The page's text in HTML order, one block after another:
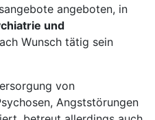
angeboten, in
und
Wunsch tätig sein
von
Angststörungen